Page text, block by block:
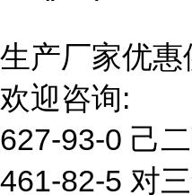
生产厂家优
欢迎咨询:
627-93-0 己
461-82-5 对